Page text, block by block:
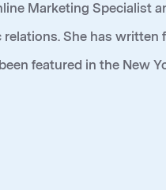
Marketing Specialist
She has
featured in the New